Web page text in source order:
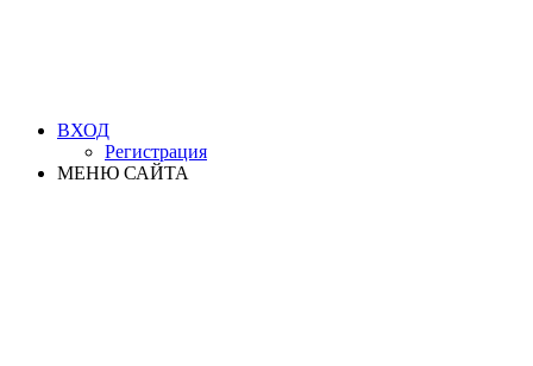
ВХОД
Регистрация
МЕНЮ САЙТА